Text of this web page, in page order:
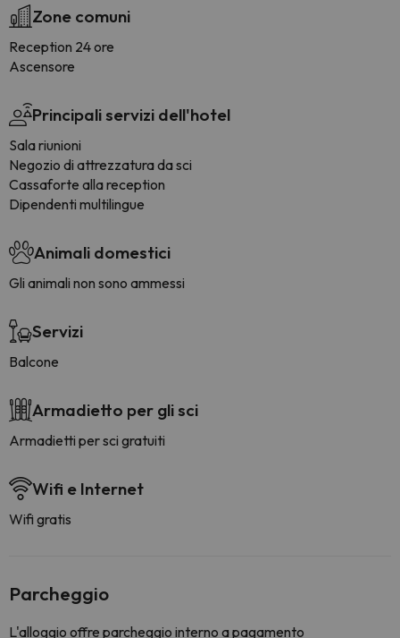
Zone comuni
Reception 24 ore
Ascensore
Principali servizi dell'hotel
Sala riunioni
Negozio di attrezzatura da sci
Cassaforte alla reception
Dipendenti multilingue
Animali domestici
Gli animali non sono ammessi
Servizi
Balcone
Armadietto per gli sci
Armadietti per sci gratuiti
Wifi e Internet
Wifi gratis
Parcheggio
L'alloggio offre parcheggio interno a pagamento